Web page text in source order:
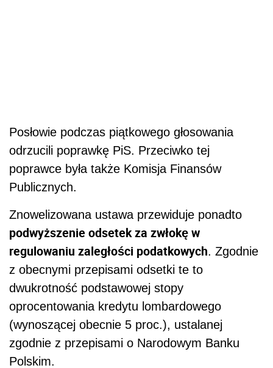
Posłowie podczas piątkowego głosowania
odrzucili poprawkę PiS. Przeciwko tej
poprawce była także Komisja Finansów
Publicznych.
Znowelizowana ustawa przewiduje ponadto
podwyższenie odsetek za zwłokę w
regulowaniu zaległości podatkowych. Zgodnie
z obecnymi przepisami odsetki te to
dwukrotność podstawowej stopy
oprocentowania kredytu lombardowego
(wynoszącej obecnie 5 proc.), ustalanej
zgodnie z przepisami o Narodowym Banku
Polskim.